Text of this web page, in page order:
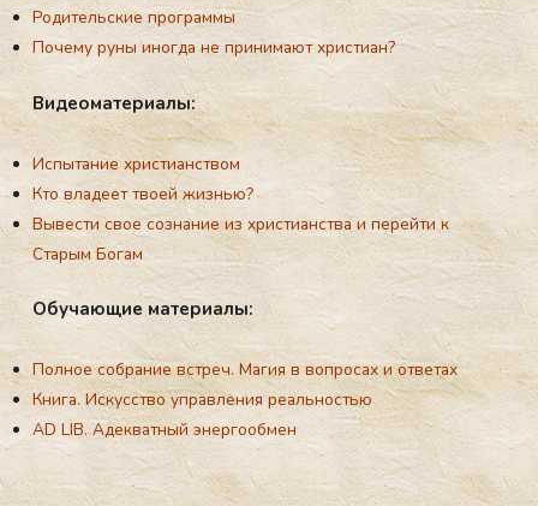
Родительские программы
Почему руны иногда не принимают христиан?
Ви­де­ома­те­ри­алы:
Испытaние христианством
Кто владеет твоей жизнью?
Вывести свое сознание из христианства и перейти к
Старым Богам
Обу­ча­ющие ма­те­ри­алы:
Полное собрание встреч. Магия в вопросах и ответах
Книга. Искусство управления реальностью
AD LIB. Адекватный энергообмен